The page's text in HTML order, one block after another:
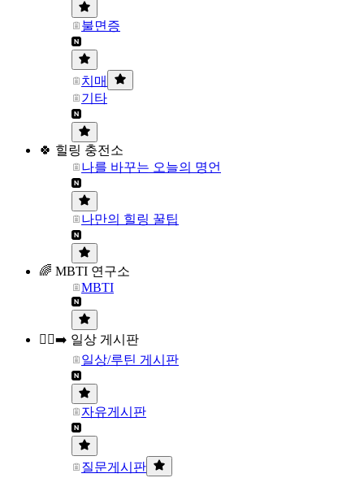
불면증
치매
기타
🍀 힐링 충전소
나를 바꾸는 오늘의 명언
나만의 힐링 꿀팁
🌈 MBTI 연구소
MBTI
🏃‍♀️‍➡️ 일상 게시판
일상/루틴 게시판
자유게시판
질문게시판